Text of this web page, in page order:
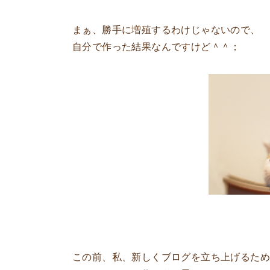
まぁ、勝手に増殖するわけじゃないので、
自分で作った結果なんですけど＾＾；
この前、私、新しくブログを立ち上げるた